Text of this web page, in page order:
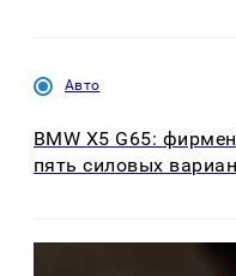
Авто
BMW X5 G65:
пять силовых